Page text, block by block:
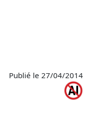
Publié le 27/04/2014